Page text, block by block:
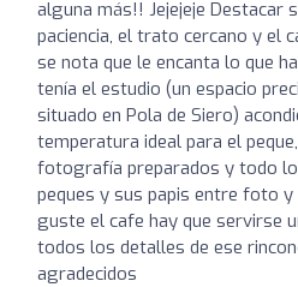
alguna más!! Jejejeje Destacar
paciencia, el trato cercano y el
se nota que le encanta lo que
tenía el estudio (un espacio
situado en Pola de Siero)
temperatura ideal para el
fotografía preparados y todo
peques y sus papis entre foto
guste el cafe hay que servirse
todos los detalles de ese
agradecidos